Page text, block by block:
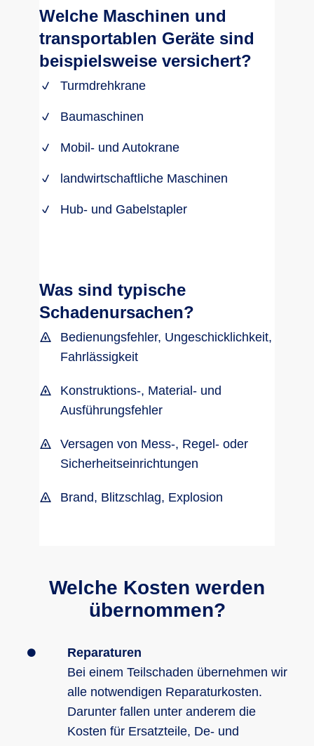
Welche Maschinen und
transportablen Geräte sind
beispielsweise versichert?
Turmdrehkrane
Baumaschinen
Mobil- und Autokrane
landwirtschaftliche Maschinen
Hub- und Gabelstapler
Was sind typische
Schadenursachen?
Bedienungsfehler, Ungeschicklichkeit,
Fahrlässigkeit
Konstruktions-, Material- und
Ausführungsfehler
Versagen von Mess-, Regel- oder
Sicherheitseinrichtungen
Brand, Blitzschlag, Explosion
Welche Kosten werden
übernommen?
Reparaturen
Bei einem Teilschaden übernehmen wir
alle notwendigen Reparaturkosten.
Darunter fallen unter anderem die
Kosten für Ersatzteile, De- und